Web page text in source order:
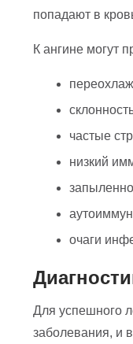
попадают в
К ангине могут
частые
низкий
очаги
Для успешного
заболевания, и